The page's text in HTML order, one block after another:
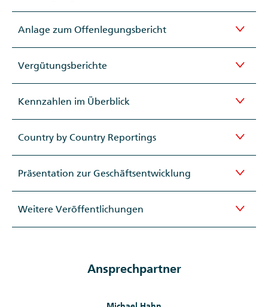
Anlage zum Offenlegungsbericht
Vergütungsberichte
Kennzahlen im Überblick
Country by Country Reportings
Präsentation zur Geschäftsentwicklung
Weitere Veröffentlichungen
Ansprechpartner